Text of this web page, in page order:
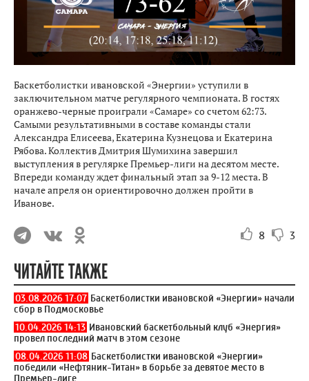
Баскетболистки ивановской «Энергии» уступили в
заключительном матче регулярного чемпионата. В гостях
оранжево-черные проиграли «Самаре» со счетом 62:73.
Самыми результативными в составе команды стали
Александра Елисеева, Екатерина Кузнецова и Екатерина
Рябова. Коллектив Дмитрия Шумихина завершил
выступления в регулярке Премьер-лиги на десятом месте.
Впереди команду ждет финальный этап за 9-12 места. В
начале апреля он ориентировочно должен пройти в
Иванове.
8 3
ЧИТАЙТЕ ТАКЖЕ
03.08.2026 17:07 Баскетболистки ивановской «Энергии» начали
сбор в Подмосковье
10.04.2026 14:13 Ивановский баскетбольный клуб «Энергия»
провел последний матч в этом сезоне
08.04.2026 11:08 Баскетболистки ивановской «Энергии»
победили «Нефтяник-Титан» в борьбе за девятое место в
Премьер-лиге